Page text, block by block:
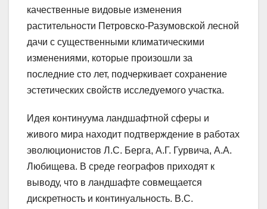
качественные видовые изменения
растительности Петровско-Разумовской лесной
дачи с существенными климатическими
изменениями, которые произошли за
последние сто лет, подчеркивает сохранение
эстетических свойств исследуемого участка.
Идея континуума ландшафтной сферы и
живого мира находит подтверждение в работах
эволюционистов Л.С. Берга, А.Г. Гурвича, А.А.
Любищева. В среде географов приходят к
выводу, что в ландшафте совмещается
дискретность и континуальность. В.С.